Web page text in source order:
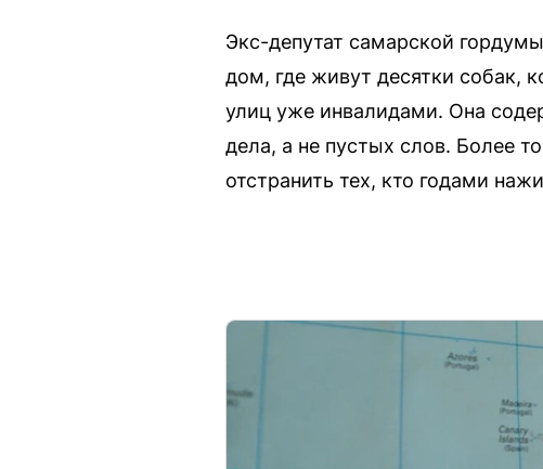
Экс-депутат самарской
дом, где живут десятки собак,
улиц уже инвалидами. Она
дела, а не пустых слов. Более
отстранить тех, кто годами